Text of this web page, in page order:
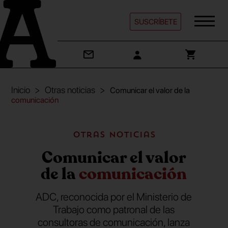
SUSCRÍBETE
Inicio Otras noticias
Comunicar el valor de la
comunicación
Otras noticias
Comunicar el valor
de lacomunicación
ADC, reconocida por el Ministerio de
Trabajo como patronal de las
consultoras de comunicación, lanza